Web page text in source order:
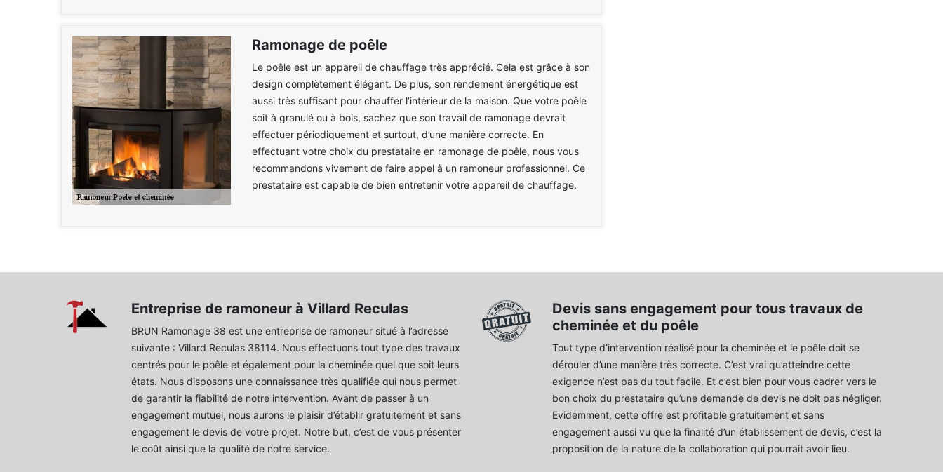
Ramonage de poêle
Le poêle est un appareil de chauffage très apprécié. Cela est grâce à son
design complètement élégant. De plus, son rendement énergétique est
aussi très suffisant pour chauffer l’intérieur de la maison. Que votre poêle
soit à granulé ou à bois, sachez que son travail de ramonage devrait
effectuer périodiquement et surtout, d’une manière correcte. En
effectuant votre choix du prestataire en ramonage de poêle, nous vous
recommandons vivement de faire appel à un ramoneur professionnel. Ce
prestataire est capable de bien entretenir votre appareil de chauffage.
Entreprise de ramoneur à Villard Reculas
BRUN Ramonage 38 est une entreprise de ramoneur situé à l’adresse
suivante : Villard Reculas 38114. Nous effectuons tout type des travaux
centrés pour le poêle et également pour la cheminée quel que soit leurs
états. Nous disposons une connaissance très qualifiée qui nous permet
de garantir la fiabilité de notre intervention. Avant de passer à un
engagement mutuel, nous aurons le plaisir d’établir gratuitement et sans
engagement le devis de votre projet. Notre but, c’est de vous présenter
le coût ainsi que la qualité de notre service.
Devis sans engagement pour tous travaux de
cheminée et du poêle
Tout type d’intervention réalisé pour la cheminée et le poêle doit se
dérouler d’une manière très correcte. C’est vrai qu’atteindre cette
exigence n’est pas du tout facile. Et c’est bien pour vous cadrer vers le
bon choix du prestataire qu’une demande de devis ne doit pas négliger.
Evidemment, cette offre est profitable gratuitement et sans
engagement aussi vu que la finalité d’un établissement de devis, c’est la
proposition de la nature de la collaboration qui pourrait avoir lieu.